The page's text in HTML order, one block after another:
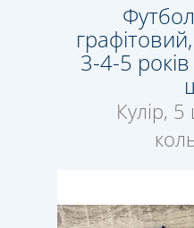
3-4-5
Кулір,